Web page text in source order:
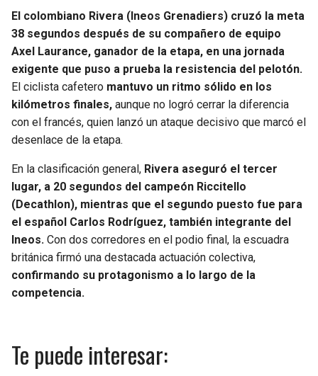
El colombiano Rivera (Ineos Grenadiers) cruzó la meta
38 segundos después de su compañero de equipo
Axel Laurance, ganador de la etapa, en una jornada
exigente que puso a prueba la resistencia del pelotón.
El ciclista cafetero mantuvo un ritmo sólido en los
kilómetros finales, aunque no logró cerrar la diferencia
con el francés, quien lanzó un ataque decisivo que marcó el
desenlace de la etapa.
En la clasificación general, Rivera aseguró el tercer
lugar, a 20 segundos del campeón Riccitello
(Decathlon), mientras que el segundo puesto fue para
el español Carlos Rodríguez, también integrante del
Ineos. Con dos corredores en el podio final, la escuadra
británica firmó una destacada actuación colectiva,
confirmando su protagonismo a lo largo de la
competencia.
Te puede interesar: